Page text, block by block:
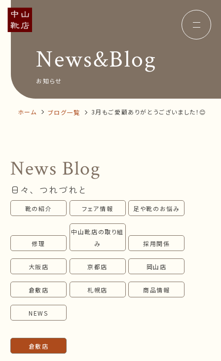
Concept コンセプト
Insole オーダー中敷き
News&Blog
Company 会社概要
オンラインショップ
お問い合わせ
News&Blog
お知らせ
ホーム ブログ一覧 3月もご愛顧ありがとうございました！😊
News Blog
日々、つれづれと
靴の紹介 フェア情報 足や靴のお悩み
修理
中山靴店の取り組
み
採用関係
大阪店 京都店 岡山店
倉敷店 札幌店 商品情報
NEWS
倉敷店